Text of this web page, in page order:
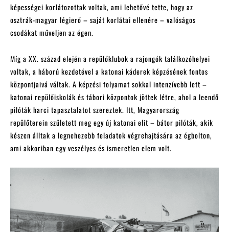
képességei korlátozottak voltak, ami lehetővé tette, hogy az
osztrák-magyar légierő – saját korlátai ellenére – valóságos
csodákat műveljen az égen.
Míg a XX. század elején a repülőklubok a rajongók találkozóhelyei
voltak, a háború kezdetével a katonai káderek képzésének fontos
központjaivá váltak. A képzési folyamat sokkal intenzívebb lett –
katonai repülőiskolák és tábori központok jöttek létre, ahol a leendő
pilóták harci tapasztalatot szereztek. Itt, Magyarország
repülőterein született meg egy új katonai elit – bátor pilóták, akik
készen álltak a legnehezebb feladatok végrehajtására az égbolton,
ami akkoriban egy veszélyes és ismeretlen elem volt.